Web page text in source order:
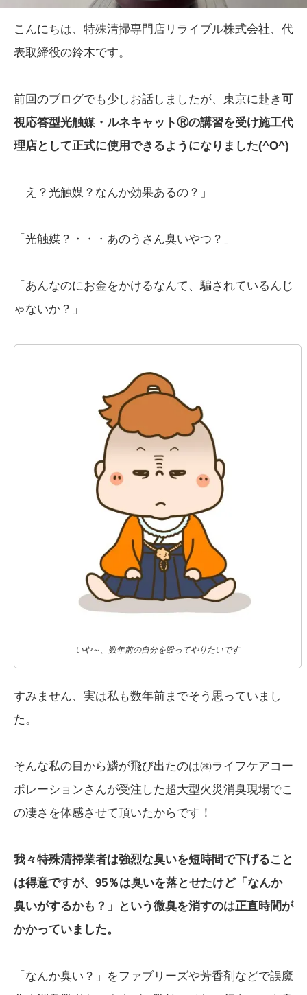
こんにちは、特殊清掃専門店リライブル株式会社、代
表取締役の鈴木です。
前回のブログでも少しお話しましたが、東京に赴き可
視応答型光触媒・ルネキャットⓇの講習を受け施工代
理店として正式に使用できるようになりました(^O^)
「え？光触媒？なんか効果あるの？」
「光触媒？・・・あのうさん臭いやつ？」
「あんなのにお金をかけるなんて、騙されているんじ
ゃないか？」
いや～、数年前の自分を殴ってやりたいです
すみません、実は私も数年前までそう思っていまし
た。
そんな私の目から鱗が飛び出たのは㈱ライフケアコー
ポレーションさんが受注した超大型火災消臭現場でこ
の凄さを体感させて頂いたからです！
我々特殊清掃業者は強烈な臭いを短時間で下げること
は得意ですが、95％は臭いを落とせたけど「なんか
臭いがするかも？」という微臭を消すのは正直時間が
かかっていました。
「なんか臭い？」をファブリーズや芳香剤などで誤魔